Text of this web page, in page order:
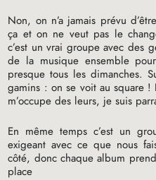
Non, on n’a jamais prévu
ça et on ne veut pas le
c’est un vrai groupe avec des
de la musique ensemble
presque tous les dimanches.
gamins : on se voit au square !
m’occupe des leurs, je suis
En même temps c’est un
exigeant avec ce que nous
côté, donc chaque album
place